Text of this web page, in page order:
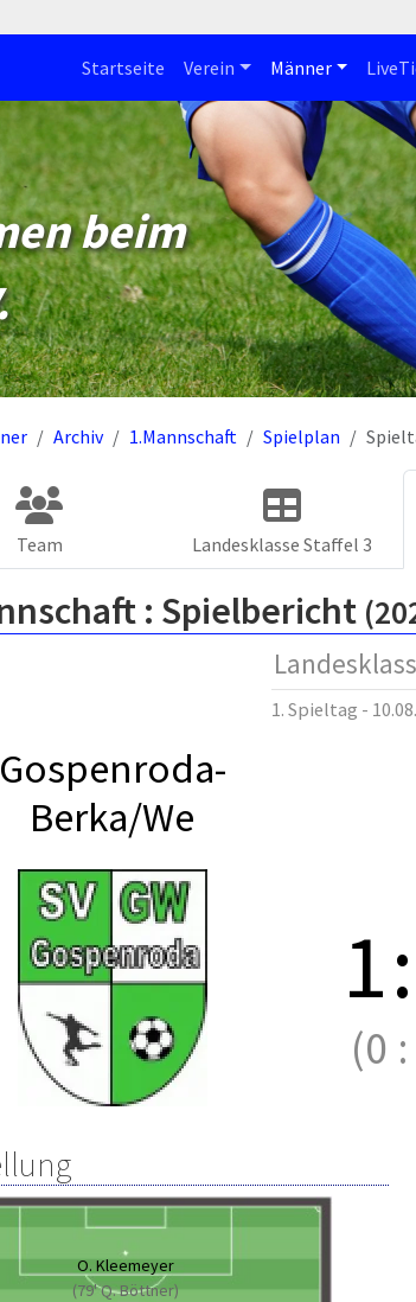
Startseite Verein Männer
beim
Archiv 1.Mannschaft Spielplan
Team Landesklasse Staffel 3
: Spielbericht
1. Spieltag -
Gospenroda-
Berka/We
1:
(0 :
O. Kleemeyer
(79' Q. Böttner)